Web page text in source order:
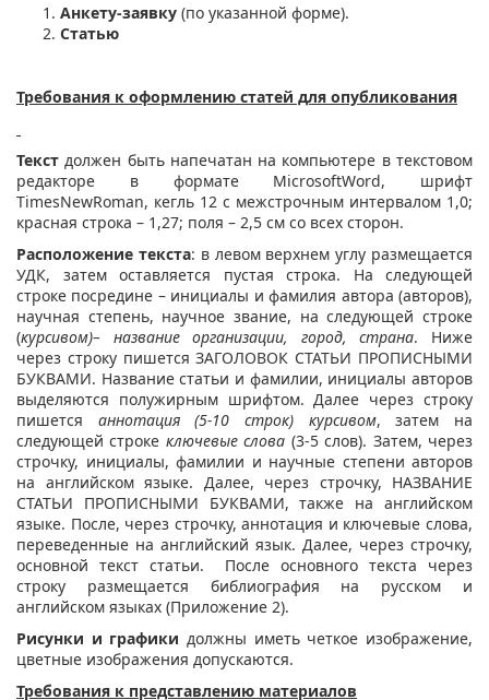
Анкету-заявку (по указанной форме).
Статью
Требования к оформлению статей для опубликования
Текст должен быть напечатан на компьютере в текстовом
редакторе в формате MicrosoftWord, шрифт
TimesNewRoman, кегль 12 с межстрочным интервалом 1,0;
красная строка – 1,27; поля – 2,5 см со всех сторон.
Расположение текста: в левом верхнем углу размещается
УДК, затем оставляется пустая строка. На следующей
строке посредине – инициалы и фамилия автора (авторов),
научная степень, научное звание, на следующей строке
(курсивом)– название организации, город, страна. Ниже
через строку пишется ЗАГОЛОВОК СТАТЬИ ПРОПИСНЫМИ
БУКВАМИ. Название статьи и фамилии, инициалы авторов
выделяются полужирным шрифтом. Далее через строку
пишется аннотация (5-10 строк) курсивом, затем на
следующей строке ключевые слова (3-5 слов). Затем, через
строчку, инициалы, фамилии и научные степени авторов
на английском языке. Далее, через строчку, НАЗВАНИЕ
СТАТЬИ ПРОПИСНЫМИ БУКВАМИ, также на английском
языке. После, через строчку, аннотация и ключевые слова,
переведенные на английский язык. Далее, через строчку,
основной текст статьи. После основного текста через
строку размещается библиография на русском и
английском языках (Приложение 2).
Рисунки и графики должны иметь четкое изображение,
цветные изображения допускаются.
Требования к представлению материалов